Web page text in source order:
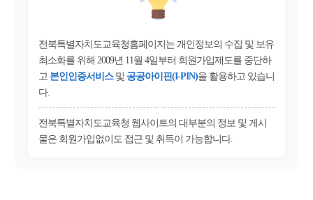
전북특별자치도교육청홈페이지는 개인정보의 수집 및 보유
최소화를 위해 2009년 11월 4일부터 회원가입제도를 중단하
고 본인인증서비스 및 공공아이핀(I-PIN)을 활용하고 있습니
다.
전북특별자치도교육청 웹사이트의 대부분의 정보 및 게시
물은 회원가입없이도 접근 및 취득이 가능합니다.